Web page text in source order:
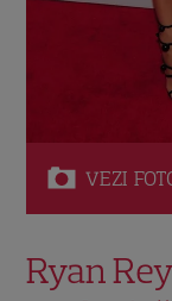
VEZI
Ryan